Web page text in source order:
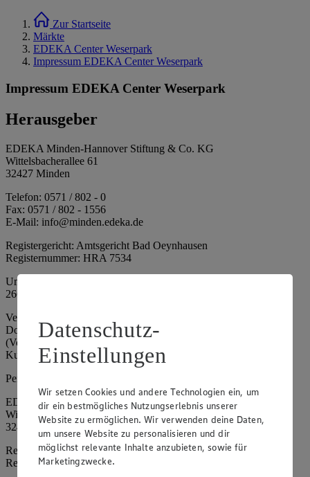
Zur Startseite
Märkte
EDEKA Center Weserpark
Impressum EDEKA Center Weserpark
Impressum EDEKA Center Weserpark
Herausgeber
EDEKA Minden-Hannover Stiftung & Co. KG
Wittelsbacherallee 61
32427 Minden
Telefon: 0571 / 802 - 0
Fax: 0571 / 802 - 1556
E-Mail: info@minden.edeka.de
Registergericht: Amtsgericht Bad Oeynhausen
Registernummer: HRA 7534
Umsatzsteuer-Identifikationsnummer gem. § 27a UStG: DE
266067317
Vertretungsberechtigte: Mark Rosenkranz (Sprecher), Eileen
Dominique Klingsiek (Vorstandsmitglied), Ulf-U. Plath
(Vorstandsmitglied), Stephan Wohler (Vorstandsmitglied), Marc
Kuhlmann (Aufsichtsratsvorsitzender)
Persönlich haftende Gesellschafterin:
EDEKA Minden-Hannover Holding GmbH
Wittelsbacherallee 61
32427 Minden
Registergericht: Amtsgericht Bad Oeynhausen
Registernummer: HRB 4086
Datenschutz-
Einstellungen
Wir setzen Cookies und andere Technologien ein, um
dir ein bestmögliches Nutzungserlebnis unserer
Website zu ermöglichen. Wir verwenden deine Daten,
um unsere Website zu personalisieren und dir
möglichst relevante Inhalte anzubieten, sowie für
Marketingzwecke.